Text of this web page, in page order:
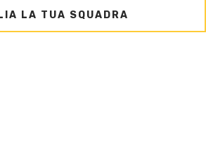
LA TUA SQUADRA